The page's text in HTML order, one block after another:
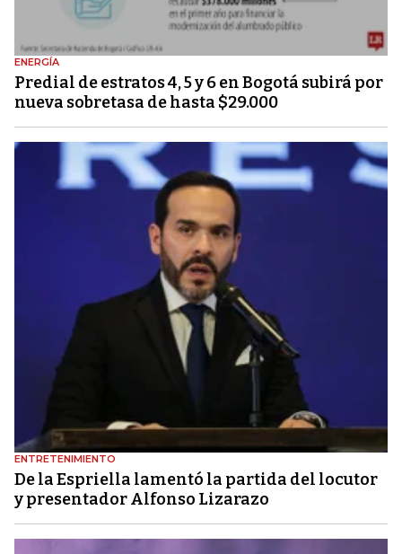
ENERGÍA
Predial de estratos 4, 5 y 6 en Bogotá subirá por
nueva sobretasa de hasta $29.000
ENTRETENIMIENTO
De la Espriella lamentó la partida del locutor
y presentador Alfonso Lizarazo